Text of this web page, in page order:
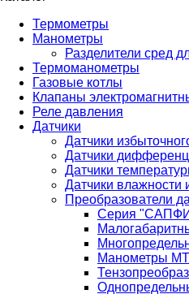
Термометры
Манометры
Разделители сред
Термоманометры
Газовые котлы
Клапаны
Реле давления
Датчики
Датчики
Датчики
Датчики
Датчики влажности
Преобразователи
Серия
Манометры